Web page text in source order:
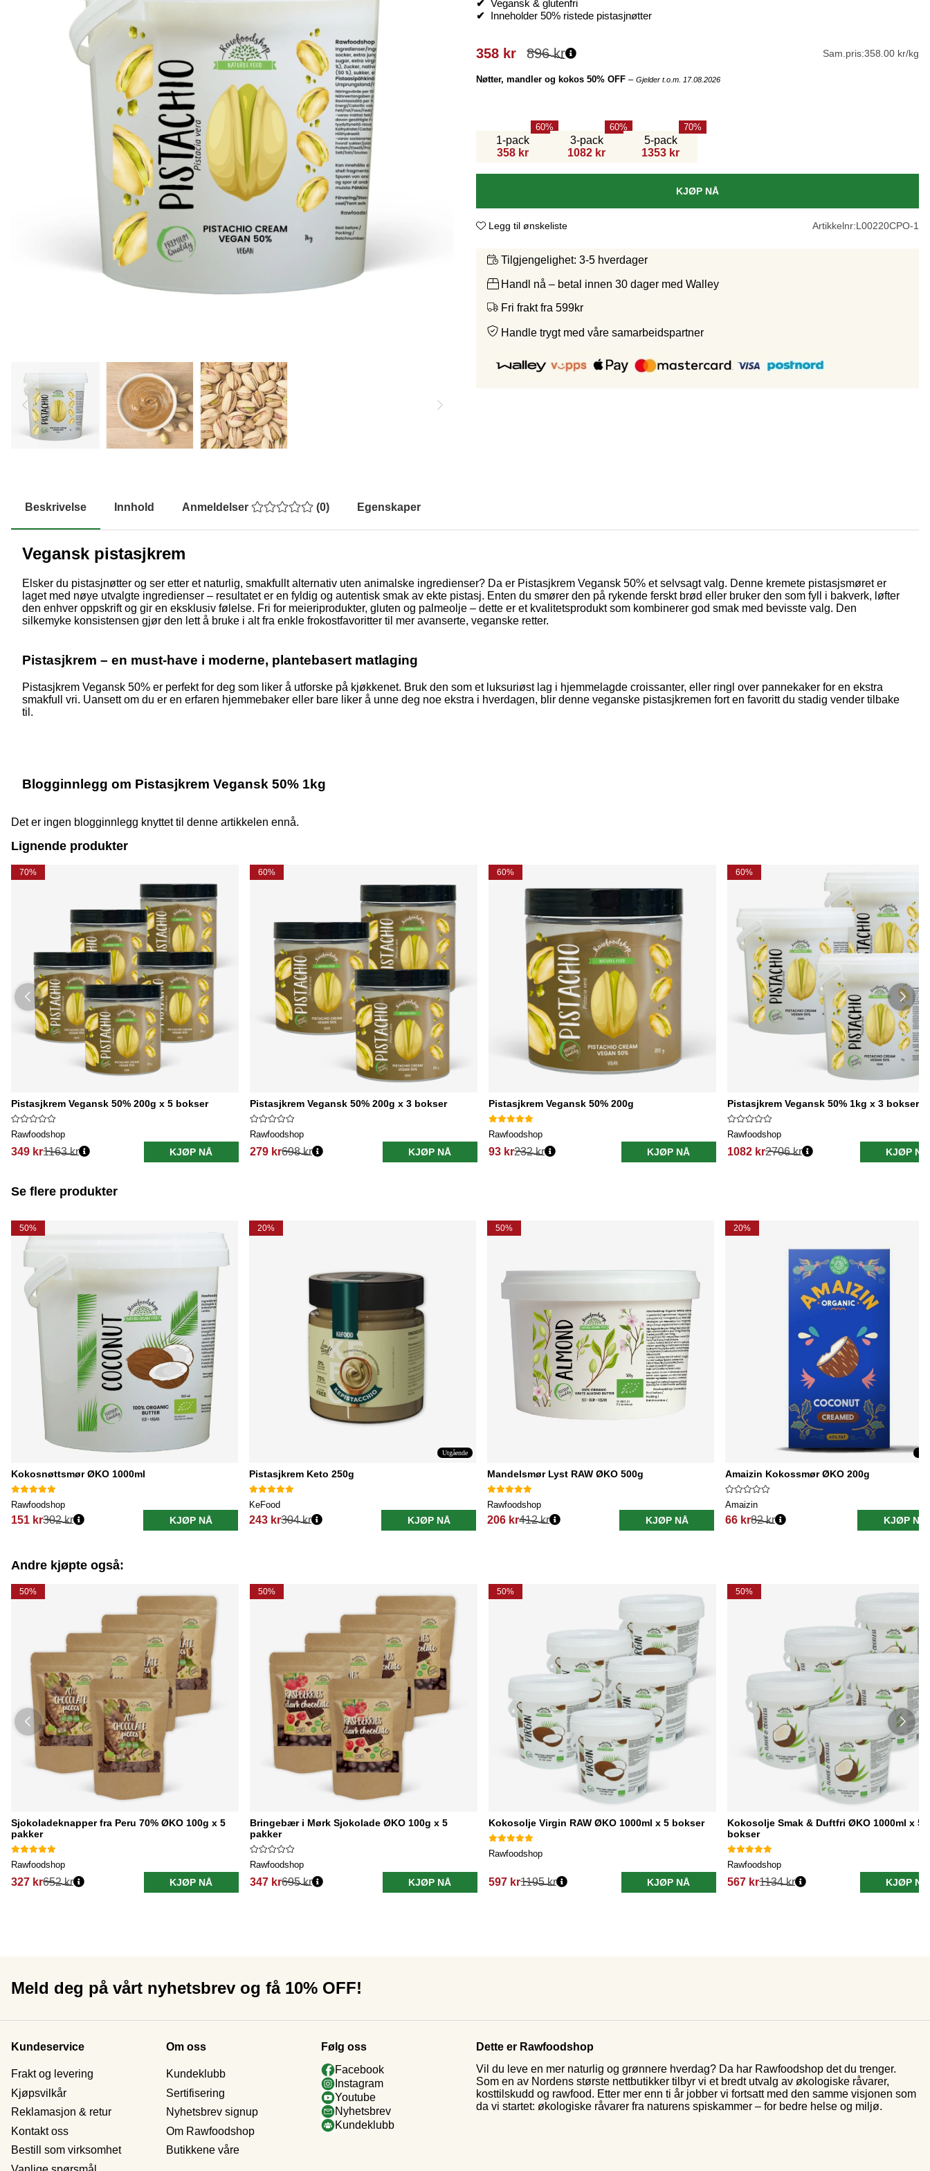
✔ Vegansk & glutenfri
✔ Inneholder 50% ristede pistasjnøtter
896kr
358 kr Sam.pris:358.00 kr/kg
Nøtter, mandler og kokos 50% OFF – Gjelder t.o.m. 17.08.2026
1-pack
358 kr
60
3-pack
1082 kr
60
5-pack
1353 kr
70
KJØP NÅ
Legg til ønskeliste Artikkelnr:L00220CPO-1
Tilgjengelighet: 3-5 hverdager
Handl nå – betal innen 30 dager med Walley
Fri frakt fra 599kr
Handle trygt med våre samarbeidspartner
Beskrivelse Innhold Anmeldelser (0) Egenskaper
Vegansk pistasjkrem
Elsker du pistasjnøtter og ser etter et naturlig, smakfullt alternativ uten animalske ingredienser? Da er Pistasjkrem Vegansk 50% et selvsagt valg. Denne kremete pistasjsmøret er
laget med nøye utvalgte ingredienser – resultatet er en fyldig og autentisk smak av ekte pistasj. Enten du smører den på rykende ferskt brød eller bruker den som fyll i bakverk, løfter
den enhver oppskrift og gir en eksklusiv følelse. Fri for meieriprodukter, gluten og palmeolje – dette er et kvalitetsprodukt som kombinerer god smak med bevisste valg. Den
silkemyke konsistensen gjør den lett å bruke i alt fra enkle frokostfavoritter til mer avanserte, veganske retter.
Pistasjkrem – en must-have i moderne, plantebasert matlaging
Pistasjkrem Vegansk 50% er perfekt for deg som liker å utforske på kjøkkenet. Bruk den som et luksuriøst lag i hjemmelagde croissanter, eller ringl over pannekaker for en ekstra
smakfull vri. Uansett om du er en erfaren hjemmebaker eller bare liker å unne deg noe ekstra i hverdagen, blir denne veganske pistasjkremen fort en favoritt du stadig vender tilbake
til.
Blogginnlegg om Pistasjkrem Vegansk 50% 1kg
Det er ingen blogginnlegg knyttet til denne artikkelen ennå.
Lignende produkter
70%
Pistasjkrem Vegansk 50% 200g x 5 bokser
Rawfoodshop
349 kr1163 kr KJØP NÅ
60%
Pistasjkrem Vegansk 50% 200g x 3 bokser
Rawfoodshop
279 kr698 kr KJØP NÅ
60%
Pistasjkrem Vegansk 50% 200g
Rawfoodshop
93 kr232 kr KJØP NÅ
60%
Pistasjkrem Vegansk 50% 1kg x 3 bokser
Rawfoodshop
1082 kr2706 kr KJØP NÅ
Se flere produkter
50%
Kokosnøttsmør ØKO 1000ml
Rawfoodshop
151 kr
Vanlig pris:
302 kr KJØP NÅ
20%
Utgående
Pistasjkrem Keto 250g
KeFood
243 kr
Vanlig pris:
304 kr KJØP NÅ
50%
Mandelsmør Lyst RAW ØKO 500g
Rawfoodshop
206 kr
Vanlig pris:
412 kr KJØP NÅ
20%
Amaizin Kokossmør ØKO 200g
Amaizin
66 kr
Vanlig pris:
82 kr KJØP NÅ
Andre kjøpte også:
50%
Sjokoladeknapper fra Peru 70% ØKO 100g x 5
pakker
Rawfoodshop
327 kr652 kr KJØP NÅ
50%
Bringebær i Mørk Sjokolade ØKO 100g x 5
pakker
Rawfoodshop
347 kr695 kr KJØP NÅ
50%
Kokosolje Virgin RAW ØKO 1000ml x 5 bokser
Rawfoodshop
597 kr1195 kr KJØP NÅ
50%
Kokosolje Smak & Duftfri ØKO 1000ml x 5
bokser
Rawfoodshop
567 kr1134 kr KJØP NÅ
Meld deg på vårt nyhetsbrev og få 10% OFF!
Kundeservice
Frakt og levering
Kjøpsvilkår
Reklamasjon & retur
Kontakt oss
Bestill som virksomhet
Om oss
Kundeklubb
Sertifisering
Nyhetsbrev signup
Om Rawfoodshop
Butikkene våre
Følg oss
Facebook
Instagram
Youtube
Nyhetsbrev
Kundeklubb
Dette er Rawfoodshop
Vil du leve en mer naturlig og grønnere hverdag? Da har Rawfoodshop det du trenger.
Som en av Nordens største nettbutikker tilbyr vi et bredt utvalg av økologiske råvarer,
kosttilskudd og rawfood. Etter mer enn ti år jobber vi fortsatt med den samme visjonen som
da vi startet: økologiske råvarer fra naturens spiskammer – for bedre helse og miljø.